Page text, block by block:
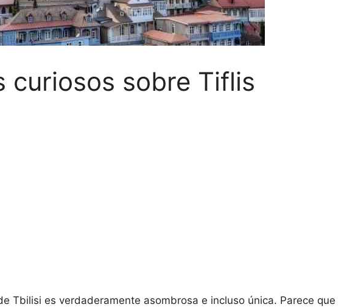
curiosos sobre Tiflis
Tbilisi es verdaderamente asombrosa e incluso única. Parece que